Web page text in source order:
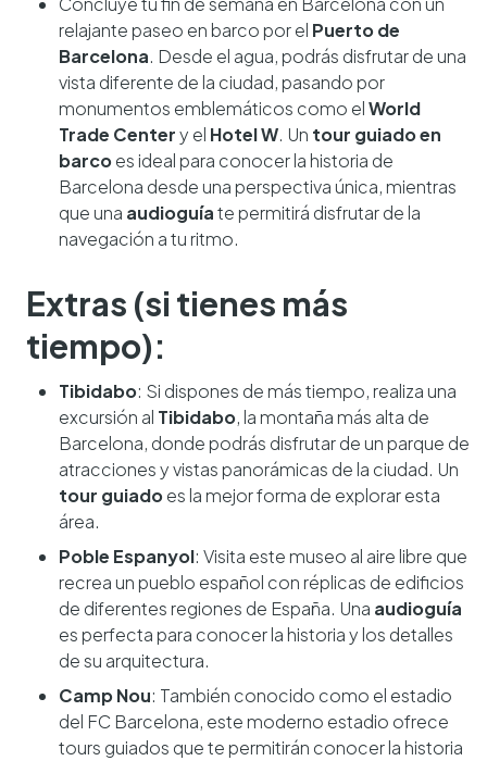
relajante paseo en barco por el Puerto de
Barcelona. Desde el agua, podrás disfrutar de una
vista diferente de la ciudad, pasando por
monumentos emblemáticos como elWorld
Trade Centery el Hotel W. Un tour guiado en
barcoes ideal para conocer la historia de
Barcelona desde una perspectiva única, mientras
que una audioguíate permitirá disfrutar de la
navegación a tu ritmo.
Extras (si tienes más
tiempo):
Tibidabo: Si dispones de más tiempo, realiza una
excursión al Tibidabo, la montaña más alta de
Barcelona, donde podrás disfrutar de un parque de
atracciones y vistas panorámicas de la ciudad. Un
tour guiadoes la mejor forma de explorar esta
área.
Poble Espanyol: Visita este museo al aire libre que
recrea un pueblo español con réplicas de edificios
de diferentes regiones de España. Una audioguía
es perfecta para conocer la historia y los detalles
de su arquitectura.
Camp Nou: También conocido como el estadio
del FC Barcelona, este moderno estadio ofrece
tours guiados que te permitirán conocer la historia